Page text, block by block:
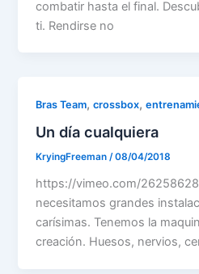
combatir hasta el final.
ti. Rendirse no
Bras Team,crossbox,
Un día cualquiera
KryingFreeman/08/04/2018
https://vimeo.com/
necesitamos grandes
carísimas. Tenemos la
creación. Huesos, nervios,